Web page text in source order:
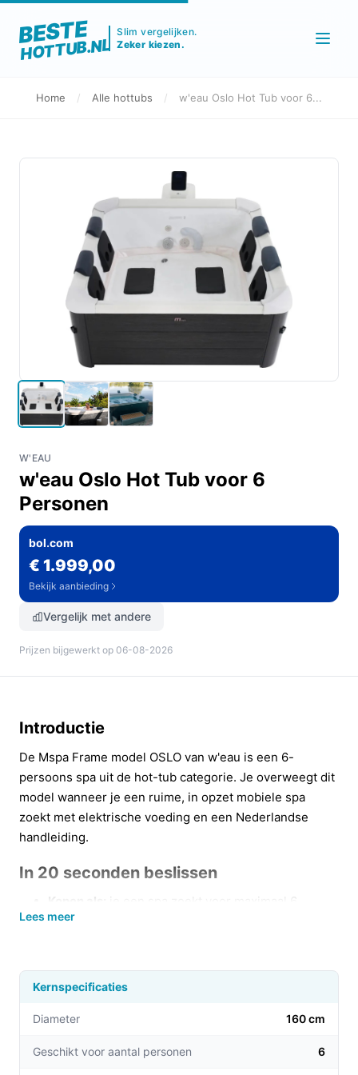
BESTE
HOTTUB.NL
Slim vergelijken.
Zeker kiezen.
Home / Alle hottubs / w'eau Oslo Hot Tub voor 6...
W'EAU
w'eau Oslo Hot Tub voor 6
Personen
bol.com
€ 1.999,00
Bekijk aanbieding
Vergelijk met andere
Prijzen bijgewerkt op 06-08-2026
Introductie
De Mspa Frame model OSLO van w'eau is een 6-
persoons spa uit de hot-tub categorie. Je overweegt dit
model wanneer je een ruime, in opzet mobiele spa
zoekt met elektrische voeding en een Nederlandse
handleiding.
In 20 seconden beslissen
Kopen als:
je een spa zoekt voor maximaal 6
personen (producttitel vermeldt 6 persoons) en je
ongeveer 180×180 cm of als je precieze
(in de bronnen staan verschillende vermeldingen).
exacte binnenmaten en het definitieve aantal jets
Lees meer
Kernspecificaties
Diameter 160 cm
Geschikt voor aantal personen 6